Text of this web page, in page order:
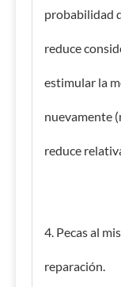
probabilidad
reduce
estimular la
nuevamente
reduce
4. Pecas al
reparación.